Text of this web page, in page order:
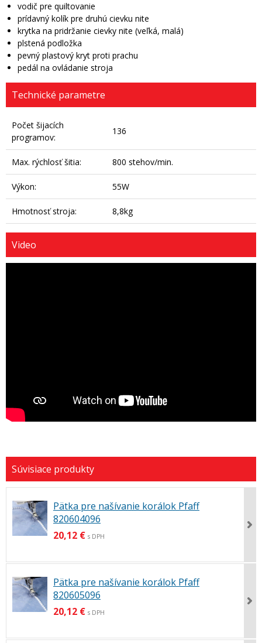
vodič pre quiltovanie
prídavný kolík pre druhú cievku nite
krytka na pridržanie cievky nite (veľká, malá)
plstená podložka
pevný plastový kryt proti prachu
pedál na ovládanie stroja
Technické parametre
Počet šijacích
programov:
136
Max. rýchlosť šitia: 800 stehov/min.
Výkon: 55W
Hmotnosť stroja: 8,8kg
Video
Pätka pre našívanie korálok Pfaff
820604096
20,12 € s DPH
Pätka pre našívanie korálok Pfaff
820605096
20,12 € s DPH